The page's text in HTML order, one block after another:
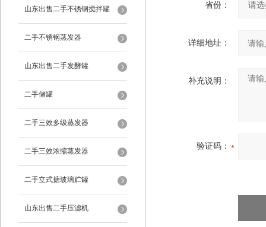
山东出售二手不锈钢搅拌罐
二手不锈钢蒸发器
山东出售二手发酵罐
二手储罐
二手三效多级蒸发器
二手三效浓缩蒸发器
二手立式搪玻璃贮罐
山东出售二手压滤机
省份：
详细地址：
补充说明：
验证码：